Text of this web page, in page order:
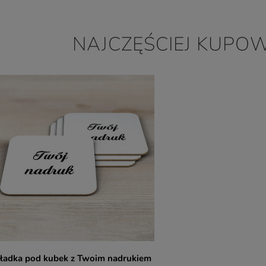
Tekturowo-korkowa podkładka pod kubek z Twoim nadrukiem